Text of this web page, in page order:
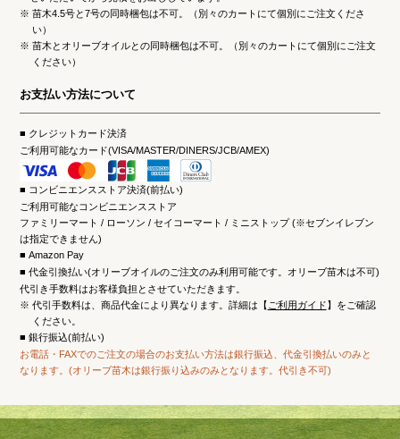
※ 苗木4.5号と7号の同時梱包は不可。（別々のカートにて個別にご注文くださ
い）
※ 苗木とオリーブオイルとの同時梱包は不可。（別々のカートにて個別にご注文
ください）
お支払い方法について
クレジットカード決済
ご利用可能なカード(VISA/MASTER/DINERS/JCB/AMEX)
コンビニエンスストア決済(前払い)
ご利用可能なコンビニエンスストア
ファミリーマート / ローソン / セイコーマート / ミニストップ (※セブンイレブン
は指定できません)
Amazon Pay
代金引換払い(オリーブオイルのご注文のみ利用可能です。オリーブ苗木は不可)
代引き手数料はお客様負担とさせていただきます。
※ 代引手数料は、商品代金により異なります。詳細は【 ご利用ガイド】をご確認
ください。
銀行振込(前払い)
お電話・FAXでのご注文の場合のお支払い方法は銀行振込、代金引換払いのみと
なります。(オリーブ苗木は銀行振り込みのみとなります。代引き不可)